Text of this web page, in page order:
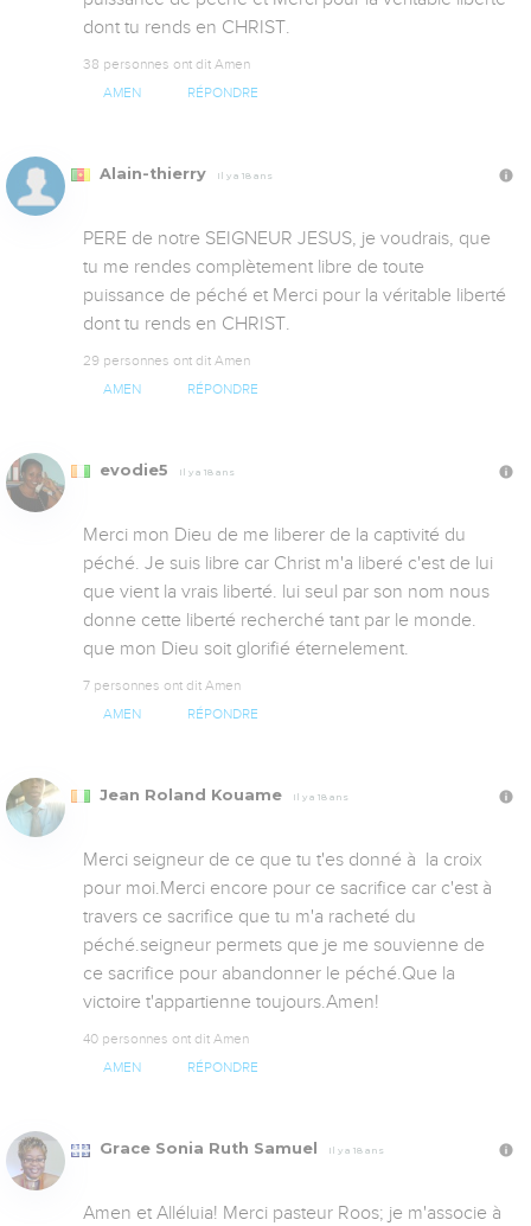
dont tu rends en CHRIST.
38 personnes ont dit Amen
AMEN RÉPONDRE
Alain-thierry Il y a 18 ans
PERE de notre SEIGNEUR JESUS, je voudrais, que
tu me rendes complètement libre de toute
puissance de péché et Merci pour la véritable liberté
dont tu rends en CHRIST.
29 personnes ont dit Amen
AMEN RÉPONDRE
evodie5 Il y a 18 ans
Merci mon Dieu de me liberer de la captivité du
péché. Je suis libre car Christ m'a liberé c'est de lui
que vient la vrais liberté. lui seul par son nom nous
donne cette liberté recherché tant par le monde.
que mon Dieu soit glorifié éternelement.
7 personnes ont dit Amen
AMEN RÉPONDRE
Jean Roland Kouame Il y a 18 ans
Merci seigneur de ce que tu t'es donné à  la croix
pour moi.Merci encore pour ce sacrifice car c'est à
travers ce sacrifice que tu m'a racheté du
péché.seigneur permets que je me souvienne de
ce sacrifice pour abandonner le péché.Que la
victoire t'appartienne toujours.Amen!
40 personnes ont dit Amen
AMEN RÉPONDRE
Grace Sonia Ruth Samuel Il y a 18 ans
Amen et Alléluia! Merci pasteur Roos; je m'associe à